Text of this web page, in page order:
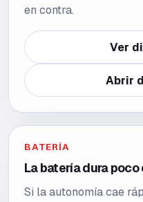
en contra.
Ver
Abrir
BATERÍA
La batería dura poco
Si la autonomía cae